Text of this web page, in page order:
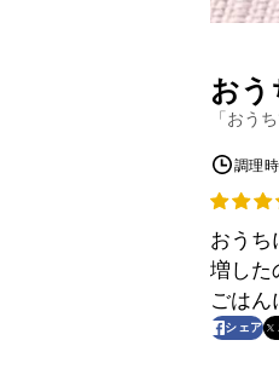
おう
「おう
調理
おうち
増した
ごはん
シェア